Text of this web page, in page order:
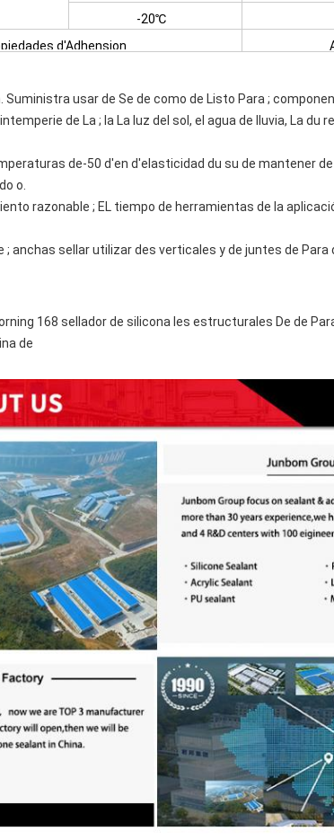
-20℃
d'Adhension
Suministra usar de Se de como de Listo Para ;
de La ; la La luz del sol, el agua de lluvia, La
de-50 d'en d'elasticidad du su de mantener
o.
razonable ; EL tiempo de herramientas de la
; anchas sellar utilizar des verticales y de juntes de Para
168 sellador de silicona les estructurales De de
de